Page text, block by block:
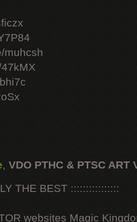
muhcsh
, VDO PTHC & PTSC ART
THE BEST ::::::::::::::::
websites Magic